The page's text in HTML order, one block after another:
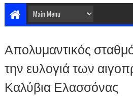
Απολυμαντικός
την ευλογιά των
Καλύβια Ελασσόνας